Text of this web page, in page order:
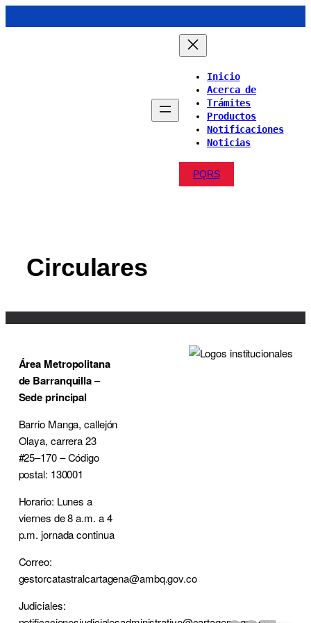
al
Inicio
Acerca de
Trámites
Productos
Notificaciones
Noticias
PQRS
Circulares
Área Metropolitana
de Barranquilla–
Sede principal
Barrio Manga, callejón
Olaya, carrera 23
#25–170 – Código
postal: 130001
Horario: Lunes a
viernes de 8 a.m. a 4
p.m. jornada continua
Correo:
gestorcatastralcartagena@ambq.gov.co
Judiciales: